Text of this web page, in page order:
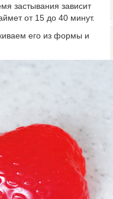
застывания зависит
от 15 до 40 минут.
его из формы и